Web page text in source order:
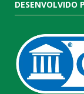
DESENVOLVIDO